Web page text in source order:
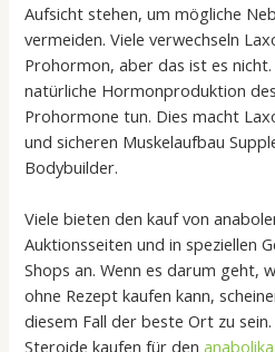
Aufsicht stehen, um mögliche
vermeiden. Viele verwechseln
Prohormon, aber das ist es
natürliche Hormonproduktion
Prohormone tun. Dies macht
und sicheren Muskelaufbau
Bodybuilder.
Viele bieten den kauf von
Auktionsseiten und in speziellen
Shops an. Wenn es darum geht,
ohne Rezept kaufen kann,
diesem Fall der beste Ort zu
Steroide kaufen für den